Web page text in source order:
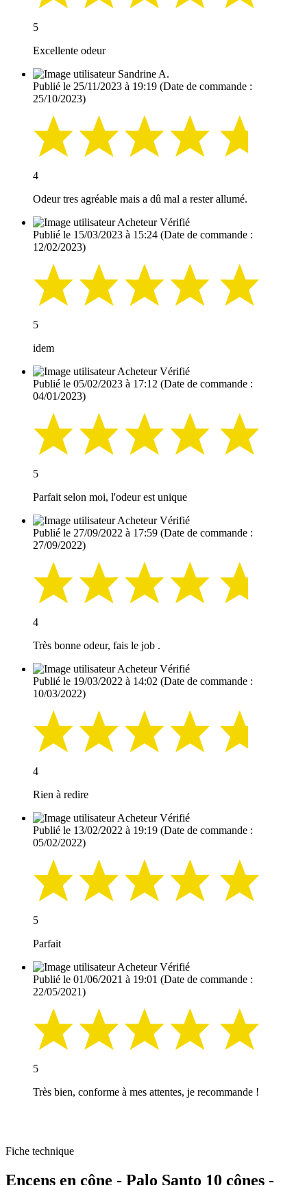
5
Excellente odeur
Sandrine A.
Publié le 25/11/2023 à 19:19 (Date de commande :
25/10/2023)
4
Odeur tres agréable mais a dû mal a rester allumé.
Acheteur Vérifié
Publié le 15/03/2023 à 15:24 (Date de commande :
12/02/2023)
5
idem
Acheteur Vérifié
Publié le 05/02/2023 à 17:12 (Date de commande :
04/01/2023)
5
Parfait selon moi, l'odeur est unique
Acheteur Vérifié
Publié le 27/09/2022 à 17:59 (Date de commande :
27/09/2022)
4
Très bonne odeur, fais le job .
Acheteur Vérifié
Publié le 19/03/2022 à 14:02 (Date de commande :
10/03/2022)
4
Rien à redire
Acheteur Vérifié
Publié le 13/02/2022 à 19:19 (Date de commande :
05/02/2022)
5
Parfait
Acheteur Vérifié
Publié le 01/06/2021 à 19:01 (Date de commande :
22/05/2021)
5
Très bien, conforme à mes attentes, je recommande !
Fiche technique
Encens en cône - Palo Santo 10 cônes -